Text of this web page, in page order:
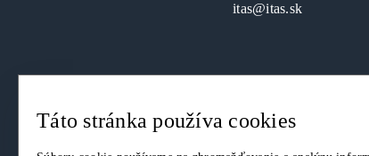
itas@itas.sk
© 2026. IT Asociácia Slovenska. Všetky práva
Táto stránka používa cookies